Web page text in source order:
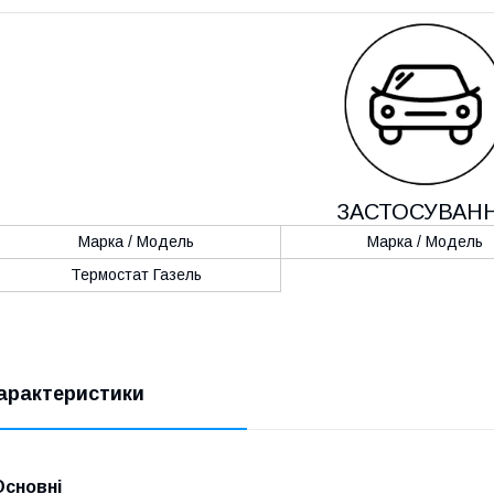
Марка / Модель
Марка / Модель
Термостат Газель